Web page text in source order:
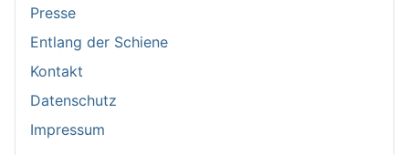
Presse
Entlang der Schiene
Kontakt
Datenschutz
Impressum